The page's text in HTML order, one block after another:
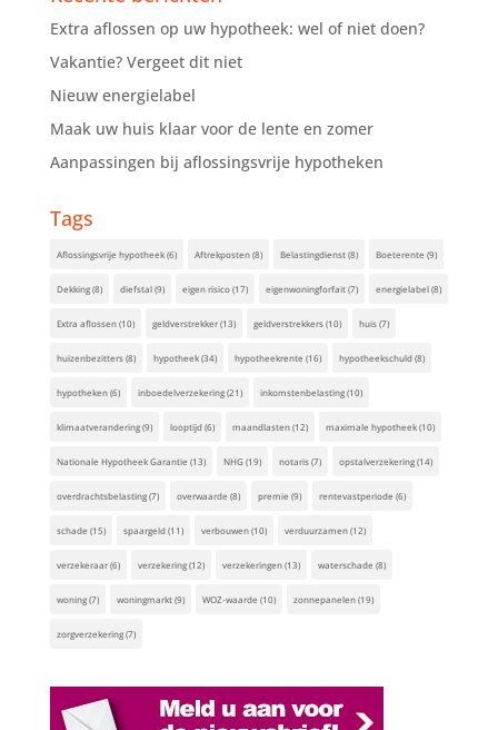
Extra aflossen op uw hypotheek: wel of niet doen?
Vakantie? Vergeet dit niet
Nieuw energielabel
Maak uw huis klaar voor de lente en zomer
Aanpassingen bij aflossingsvrije hypotheken
Tags
Aflossingsvrije hypotheek(6) Aftrekposten(8) Belastingdienst(8) Boeterente (9)
Dekking(8) diefstal(9) eigen risico(17) eigenwoningforfait(7) energielabel(8)
Extra aflossen(10) geldverstrekker(13) geldverstrekkers(10) huis(7)
huizenbezitters(8) hypotheek(34) hypotheekrente (16) hypotheekschuld(8)
hypotheken(6) inboedelverzekering(21) inkomstenbelasting(10)
klimaatverandering(9) looptijd(6) maandlasten(12) maximale hypotheek(10)
Nationale Hypotheek Garantie (13) NHG(19) notaris(7) opstalverzekering(14)
overdrachtsbelasting(7) overwaarde (8) premie (9) rentevastperiode (6)
schade (15) spaargeld(11) verbouwen(10) verduurzamen(12)
verzekeraar(6) verzekering(12) verzekeringen(13) waterschade (8)
woning(7) woningmarkt(9) WOZ-waarde (10) zonnepanelen(19)
zorgverzekering(7)